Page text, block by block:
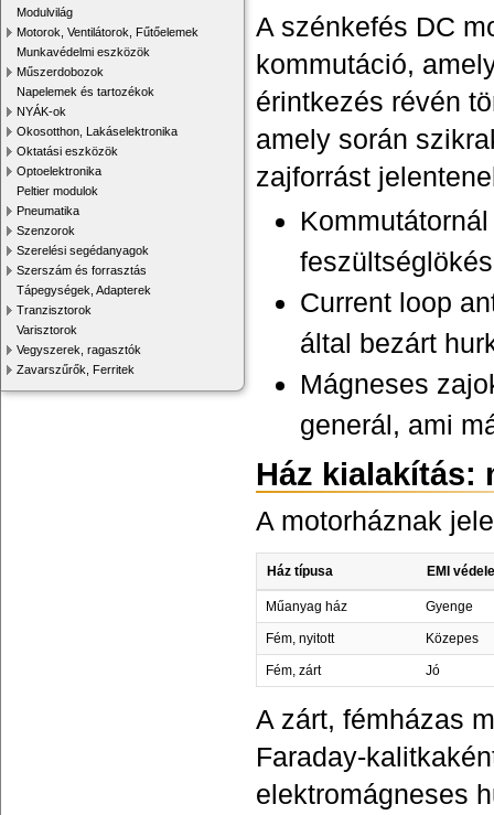
Modulvilág
Motorok, Ventilátorok, Fűtőelemek
Munkavédelmi eszközök
Műszerdobozok
Napelemek és tartozékok
NYÁK-ok
Okosotthon, Lakáselektronika
Oktatási eszközök
Optoelektronika
Peltier modulok
Pneumatika
Szenzorok
Szerelési segédanyagok
Szerszám és forrasztás
Tápegységek, Adapterek
Tranzisztorok
Varisztorok
Vegyszerek, ragasztók
Zavarszűrők, Ferritek
A szénkefés DC
kommutáció,
érintkezés révén
amely során
zajforrást
Current loop
által bezárt
Mágneses
generál, ami
Ház kialakítás:
A motorháznak
Ház típusa EMI
Műanyag ház Gyenge
Fém, nyitott Közepes
Fém, zárt Jó
A zárt, fémházas
Faraday-
elektromágneses